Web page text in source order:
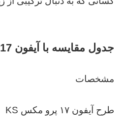
جدول مقایسه با آیفون 17 پرو مکس اصلی
مشخصات
طرح آیفون ۱۷ پرو مکس KS